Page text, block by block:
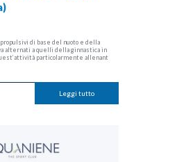
di base del nuoto e della
alternati a quelli della ginnastica in
particolarmente allenant
Leggi tutto